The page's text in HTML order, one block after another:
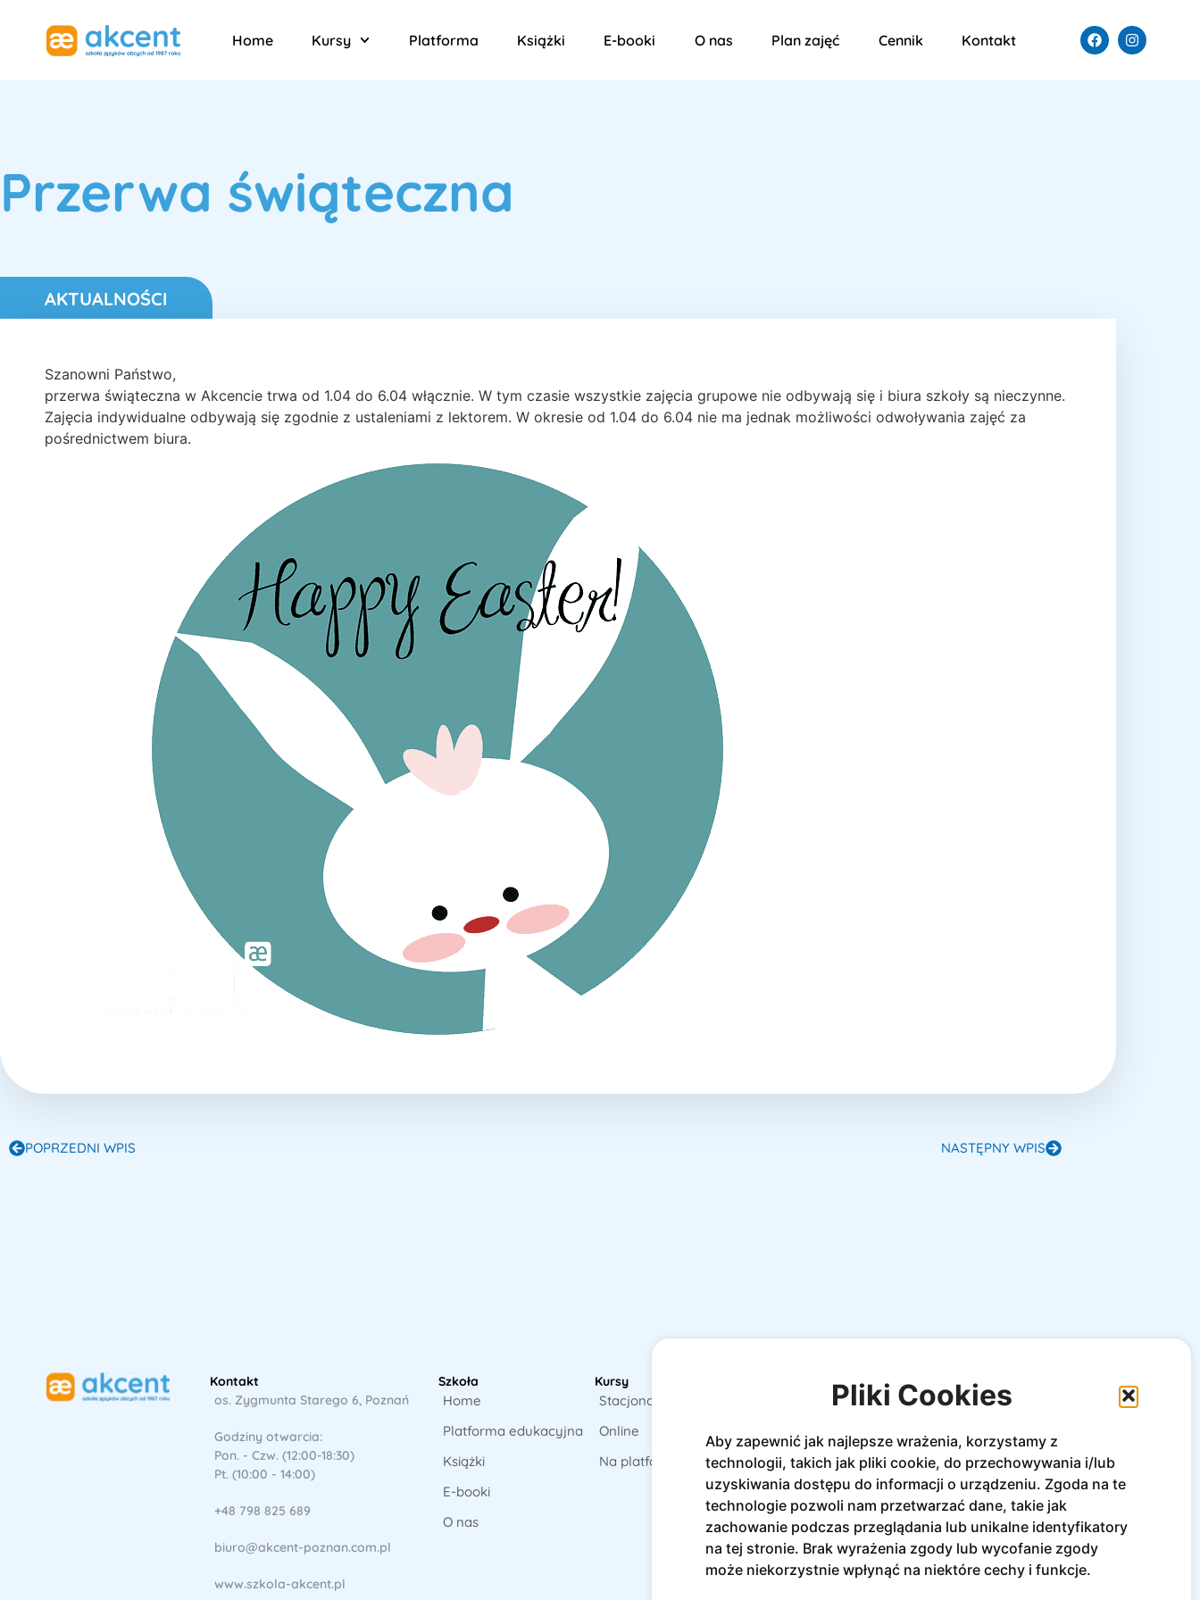
Pliki Cookies
Aby zapewnić jak najlepsze wrażenia, korzystamy z
technologii, takich jak pliki cookie, do przechowywania i/lub
uzyskiwania dostępu do informacji o urządzeniu. Zgoda na te
technologie pozwoli nam przetwarzać dane, takie jak
zachowanie podczas przeglądania lub unikalne identyfikatory
na tej stronie. Brak wyrażenia zgody lub wycofanie zgody
może niekorzystnie wpłynąć na niektóre cechy i funkcje.
Home Kursy Platforma Książki E-booki O nas Plan zajęć Cennik Kontakt
Przerwa świąteczna
AKTUALNOŚCI
Szanowni Państwo,
przerwa świąteczna w Akcencie trwa od 1.04 do 6.04 włącznie. W tym czasie wszystkie zajęcia grupowe nie odbywają się i biura szkoły są nieczynne.
Zajęcia indywidualne odbywają się zgodnie z ustaleniami z lektorem. W okresie od 1.04 do 6.04 nie ma jednak możliwości odwoływania zajęć za
pośrednictwem biura.
POPRZEDNI WPIS NASTĘPNY WPIS
Kontakt
os. Zygmunta Starego 6, Poznań
Godziny otwarcia:
Pon. - Czw. (12:00-18:30)
Pt. (10:00 - 14:00)
+48 798 825 689
biuro@akcent-poznan.com.pl
www.szkola-akcent.pl
Szkoła
Home
Platforma edukacyjna
Książki
E-booki
O nas
Kursy
Stacjonarne
Online
Na platformie
Zapisz się do newslettera
Otrzymuj bieżące informacje o nowościach i